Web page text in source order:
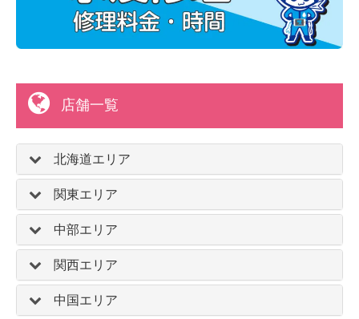
店舗一覧
北海道エリア
関東エリア
中部エリア
関西エリア
中国エリア